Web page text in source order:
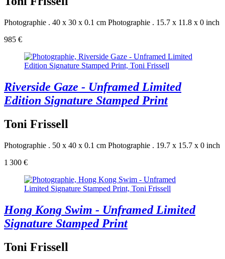
Photographie . 40 x 30 x 0.1 cm Photographie . 15.7 x 11.8 x 0 inch
985 €
Riverside Gaze - Unframed Limited
Edition Signature Stamped Print
Toni Frissell
Photographie . 50 x 40 x 0.1 cm Photographie . 19.7 x 15.7 x 0 inch
1 300 €
Hong Kong Swim - Unframed Limited
Signature Stamped Print
Toni Frissell